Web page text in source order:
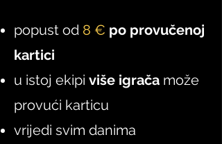
popust od 8 € po provučenoj
kartici
u istoj ekipi više igrača može
provući karticu
vrijedi svim danima